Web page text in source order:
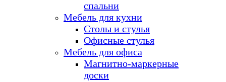
спальни
Мебель для кухни
Столы и стулья
Офисные стулья
Мебель для офиса
Магнитно-маркерные
доски